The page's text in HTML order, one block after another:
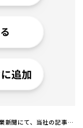
新聞にて、当社の記事が